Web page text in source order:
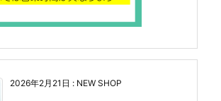
2026年2月21日 : NEW SHOP